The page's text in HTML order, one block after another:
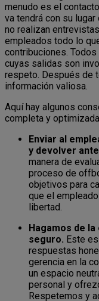
menudo es el
va tendrá con su
no realizan
empleados todo lo
contribuciones.
cuyas salidas son
respeto. Después de
información valiosa.
Aquí hay algunos
completa y
Enviar al
y devolver
manera de
proceso de
objetivos para
que el
libertad.
Hagamos de
seguro. Este
respuestas
gerencia en la
un espacio
personal y
Respetemos y